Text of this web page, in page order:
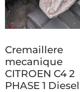
Cremaillere
mecanique
CITROEN C4 2
PHASE 1 Diesel